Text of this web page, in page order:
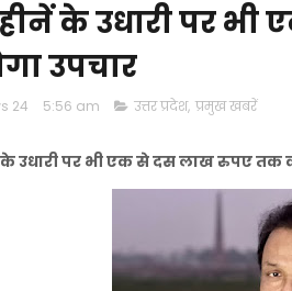
के उधारी पर
उपचार
24 5:56 am उत्तर प्रदेश, प्रमुख खबरें
उधारी पर भी एक से दस लाख रुपए तक